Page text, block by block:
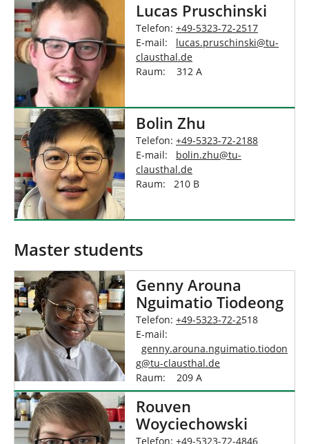
Lucas Pruschinski
Telefon: +49-5323-72-2517
E-mail: lucas.pruschinski@tu-
clausthal.de
Raum: 312 A
Bolin Zhu
Telefon: +49-5323-72-2188
E-mail: bolin.zhu@tu-
clausthal.de
Raum: 210 B
Master students
Genny Arouna
Nguimatio Tiodeong
Telefon: +49-5323-72-2518
E-mail:
genny.arouna.nguimatio.tiodon
g@tu-clausthal.de
Raum: 209 A
Rouven
Woyciechowski
Telefon: +49-5323-72-4846